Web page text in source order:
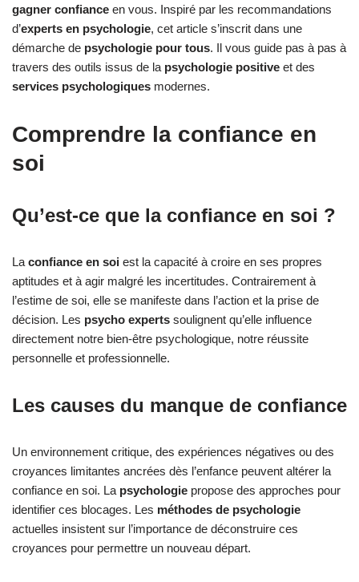
gagner confiance en vous. Inspiré par les recommandations
d’experts en psychologie, cet article s’inscrit dans une
démarche de psychologie pour tous. Il vous guide pas à pas à
travers des outils issus de la psychologie positive et des
services psychologiques modernes.
Comprendre la confiance en
soi
Qu’est-ce que la confiance en soi ?
La confiance en soi est la capacité à croire en ses propres
aptitudes et à agir malgré les incertitudes. Contrairement à
l’estime de soi, elle se manifeste dans l’action et la prise de
décision. Les psycho experts soulignent qu’elle influence
directement notre bien-être psychologique, notre réussite
personnelle et professionnelle.
Les causes du manque de confiance
Un environnement critique, des expériences négatives ou des
croyances limitantes ancrées dès l’enfance peuvent altérer la
confiance en soi. La psychologie propose des approches pour
identifier ces blocages. Les méthodes de psychologie
actuelles insistent sur l’importance de déconstruire ces
croyances pour permettre un nouveau départ.